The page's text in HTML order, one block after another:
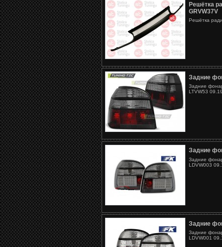
Решётка
GRVW37V
Решётка
Задние
Задние
LTVW53
Задние
Задние
LDVW003
Задние
Задние
LDVW001